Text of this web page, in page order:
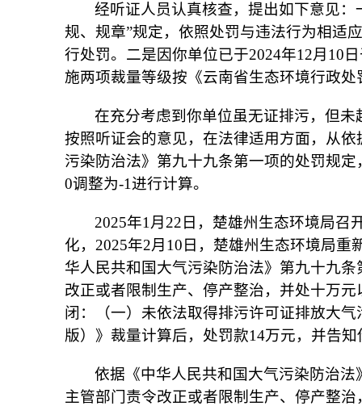
经听证人员认真核查，提出如下意见
规、规章”规定，依照处罚与违法行为相适
行处罚。二是因你单位已于2024年12月10
施两项裁量等级按《云南省生态环境行政
在充分考虑到你单位虽无证排污，但
按照听证会的意见，在法律适用方面，从
污染防治法》第九十九条第一项的处罚规
0调整为-1进行计算。
2025年1月22日，楚雄州生态环境局
化，2025年2月10日，楚雄州生态环境局
华人民共和国大气污染防治法》第九十九
改正或者限制生产、停产整治，并处十万
闭：（一）未依法取得排污许可证排放大
版）》裁量计算后，处罚款14万元，并告
依据《中华人民共和国大气污染防治
主管部门责令改正或者限制生产、停产整